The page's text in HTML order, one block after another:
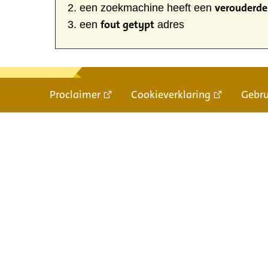
een zoekmachine heeft een
een fout getypt adres
Proclaimer Cookieverklaring